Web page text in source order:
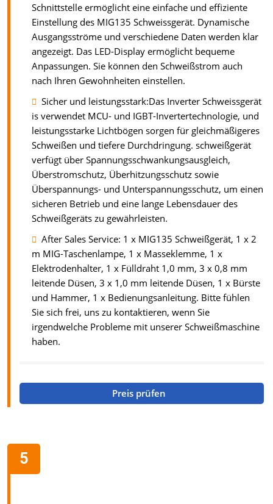
Schnittstelle ermöglicht eine einfache und effiziente
Einstellung des MIG135 Schweissgerät. Dynamische
Ausgangsströme und verschiedene Daten werden klar
angezeigt. Das LED-Display ermöglicht bequeme
Anpassungen. Sie können den Schweißstrom auch
nach Ihren Gewohnheiten einstellen.
Sicher und leistungsstark:Das Inverter Schweissgerät
is verwendet MCU- und IGBT-Invertertechnologie, und
leistungsstarke Lichtbögen sorgen für gleichmäßigeres
Schweißen und tiefere Durchdringung. schweißgerät
verfügt über Spannungsschwankungsausgleich,
Überstromschutz, Überhitzungsschutz sowie
Überspannungs- und Unterspannungsschutz, um einen
sicheren Betrieb und eine lange Lebensdauer des
Schweißgeräts zu gewährleisten.
After Sales Service: ‎1 x MIG135 Schweißgerät, 1 x 2
m MIG-Taschenlampe, 1 x Masseklemme, 1 x
Elektrodenhalter, 1 x Fülldraht 1,0 mm, 3 x 0,8 mm
leitende Düsen, 3 x 1,0 mm leitende Düsen, 1 x Bürste
und Hammer, 1 x Bedienungsanleitung. Bitte fühlen
Sie sich frei, uns zu kontaktieren, wenn Sie
irgendwelche Probleme mit unserer Schweißmaschine
haben.
Preis prüfen